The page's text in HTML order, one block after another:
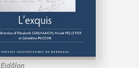
Eidôlon